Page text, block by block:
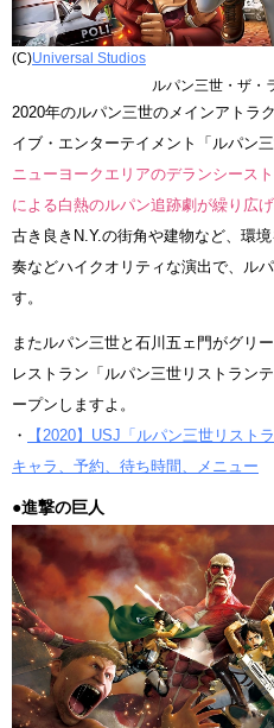
(C)Universal Studios
ルパン三世・ザ
2020年のルパン三世のメインアトラ
イブ・エンターテイメント「ルパン
ニューヨークエリアのデランシース
による白熱のルパン追跡劇が繰り広げ
古き良きN.Y.の街角や建物など、環
奏などハイクオリティな演出で、ル
す。
またルパン三世と石川五ェ門がグリ
レストラン「ルパン三世リストラン
ープンしますよ。
・
【2020】USJ「ルパン三世リスト
キャラ、予約、待ち時間、メニュー
●進撃の巨人